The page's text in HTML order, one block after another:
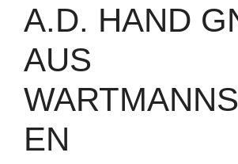
A.D. HAND
AUS
EN